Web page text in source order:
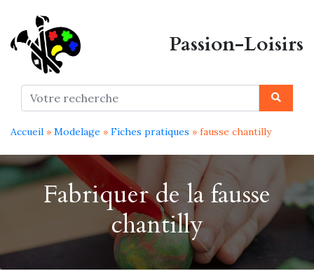
Passion-Loisirs
Fabriquer de la fausse
chantilly
Accueil » Modelage » Fiches pratiques » fausse chantilly